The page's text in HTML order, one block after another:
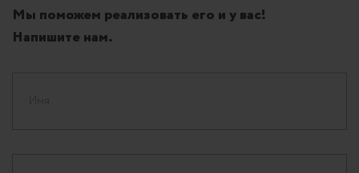
Мы поможем реализовать его и у вас!
Напишите нам.